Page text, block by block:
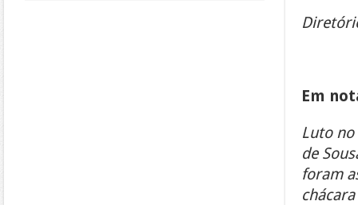
Em
Luto
de
foram